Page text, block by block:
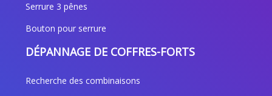
Serrure 3 pênes
Bouton pour serrure
DÉPANNAGE DE COFFRES-FORTS
Recherche des combinaisons